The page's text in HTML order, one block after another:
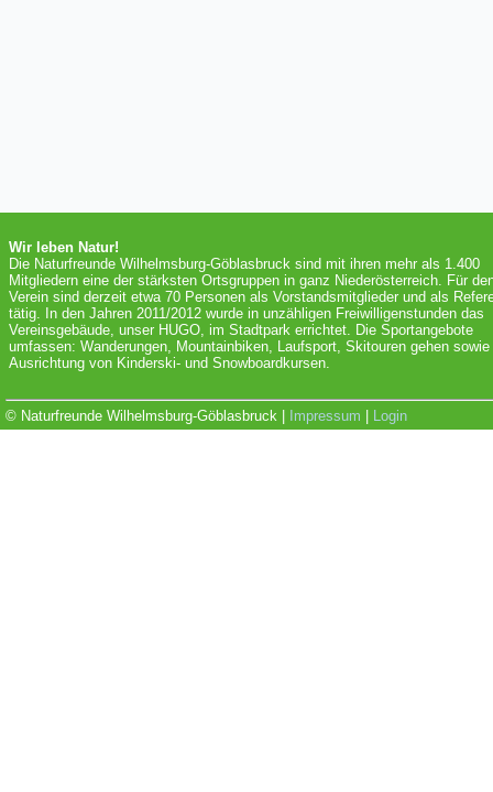
Wir leben Natur!
Die Naturfreunde Wilhelmsburg-Göblasbruck sind mit ihren mehr als 1.400
Mitgliedern eine der stärksten Ortsgruppen in ganz Niederösterreich. Für
Verein sind derzeit etwa 70 Personen als Vorstandsmitglieder und als
tätig. In den Jahren 2011/2012 wurde in unzähligen Freiwilligenstunden das
Vereinsgebäude, unser HUGO, im Stadtpark errichtet. Die Sportangebote
umfassen: Wanderungen, Mountainbiken, Laufsport, Skitouren gehen sowie
Ausrichtung von Kinderski- und Snowboardkursen.
© Naturfreunde Wilhelmsburg-Göblasbruck | Impressum Login